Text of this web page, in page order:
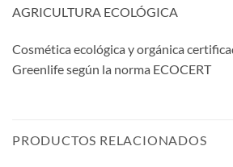
AGRICULTURA ECOLÓGICA
Cosmética ecológica y orgánica
Greenlife según la norma ECOCERT
PRODUCTOS RELACIONADOS